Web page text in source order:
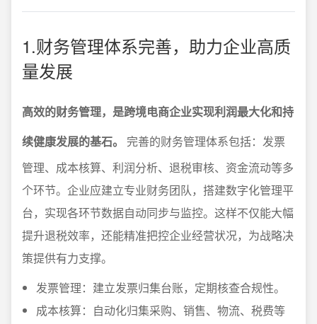
1.财务管理体系完善，助力企业高质
量发展
高效的财务管理，是跨境电商企业实现利润最大化和持
续健康发展的基石。
完善的财务管理体系包括：发票
管理、成本核算、利润分析、退税审核、资金流动等多
个环节。企业应建立专业财务团队，搭建数字化管理平
台，实现各环节数据自动同步与监控。这样不仅能大幅
提升退税效率，还能精准把控企业经营状况，为战略决
策提供有力支撑。
发票管理：建立发票归集台账，定期核查合规性。
成本核算：自动化归集采购、销售、物流、税费等